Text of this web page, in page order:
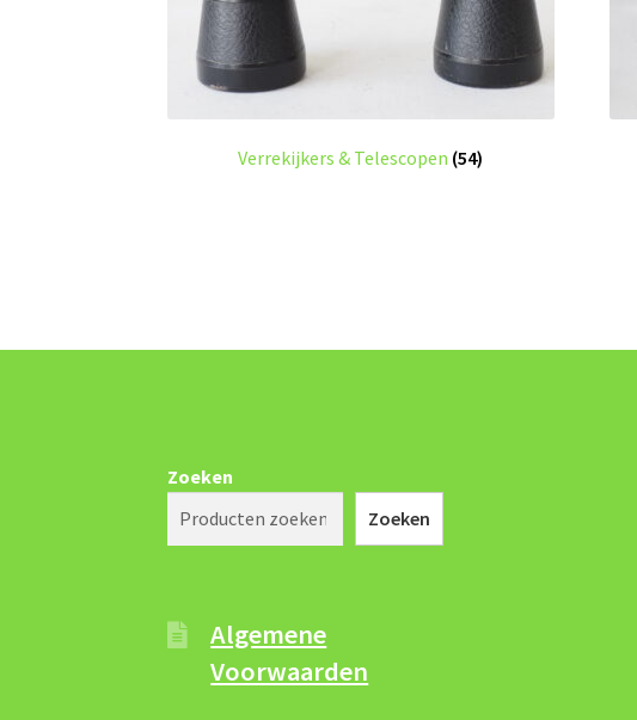
Verrekijkers & Telescopen (54)
Zoeken
Zoeken
Algemene
Voorwaarden